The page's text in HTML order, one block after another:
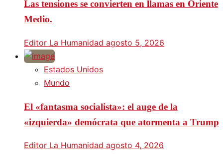
Las tensiones se convierten en llamas en Oriente
Medio.
Editor La Humanidad agosto 5, 2026
Estados Unidos
Mundo
El «fantasma socialista»: el auge de la
«izquierda» demócrata que atormenta a Trump
Editor La Humanidad agosto 4, 2026